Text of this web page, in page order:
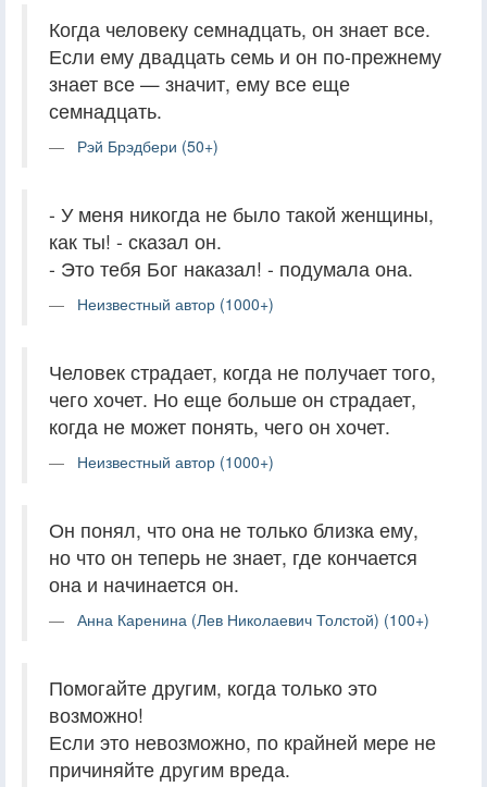
Когда человеку семнадцать, он знает все.
Если ему двадцать семь и он по-прежнему
знает все — значит, ему все еще
семнадцать.
Рэй Брэдбери (50+)
- У меня никогда не было такой женщины,
как ты! - сказал он.
- Это тебя Бог наказал! - подумала она.
Неизвестный автор (1000+)
Человек страдает, когда не получает того,
чего хочет. Но еще больше он страдает,
когда не может понять, чего он хочет.
Неизвестный автор (1000+)
Он понял, что она не только близка ему,
но что он теперь не знает, где кончается
она и начинается он.
Анна Каренина (Лев Николаевич Толстой) (100+)
Помогайте другим, когда только это
возможно!
Если это невозможно, по крайней мере не
причиняйте другим вреда.